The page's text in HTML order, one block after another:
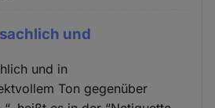
und
und in
Ton gegenüber